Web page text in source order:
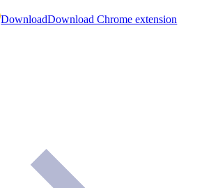
DownloadDownload Chrome extension